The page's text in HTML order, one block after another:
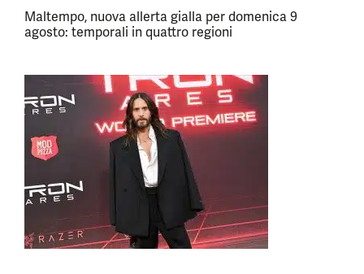
Maltempo, nuova allerta gialla per domenica 9
agosto: temporali in quattro regioni